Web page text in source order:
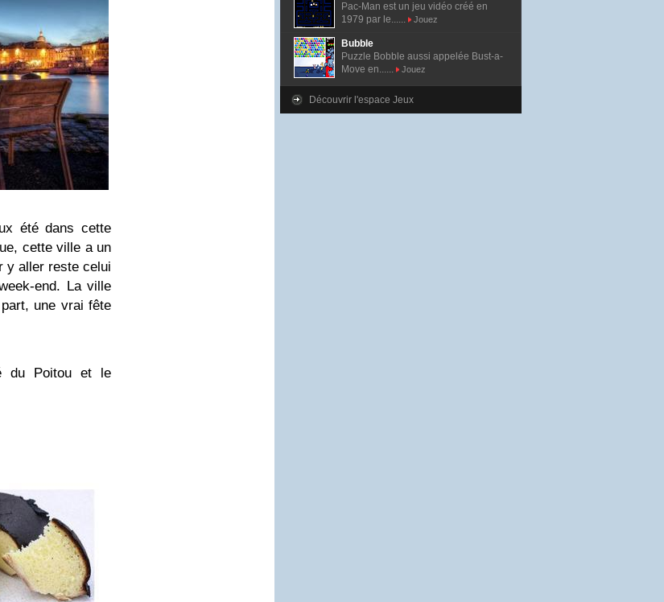
été dans cette
cette ville a un
y aller reste celui
end. La ville
une vrai fête
du Poitou et le
Pac-Man est un jeu vidéo créé en
1979 par le......
Jouez
Bubble
Puzzle Bobble aussi appelée Bust-a-
Move en......
Jouez
Découvrir l'espace Jeux